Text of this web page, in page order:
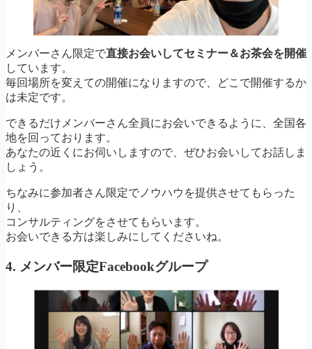
メンバーさん限定で直接お会いしてセミナー＆お茶会を開催
しています。
毎回場所を変えての開催になりますので、どこで開催するか
は未定です。
できるだけメンバーさん全員にお会いできるように、全国各
地を回っております。
あなたの近くにお伺いしますので、ぜひお会いしてお話しま
しょう。
ちなみに参加者さん限定でノウハウを提供させてもらった
り、
コンサルティングをさせてもらいます。
お会いできる方は楽しみにしてくださいね。
4. メンバー限定Facebookグループ